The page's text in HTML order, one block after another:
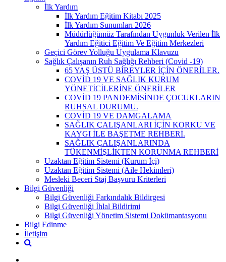
İlk Yardım
İlk Yardım Eğitim Kitabı 2025
İlk Yardım Sunumları 2026
Müdürlüğümüz Tarafından Uygunluk Verilen İlk
Yardım Eğitici Eğitim Ve Eğitim Merkezleri
Geçici Görev Yolluğu Uygulama Klavuzu
Sağlık Çalışanın Ruh Sağlığı Rehberi (Covid -19)
65 YAŞ ÜSTÜ BİREYLER İÇİN ÖNERİLER.
COVİD 19 VE SAĞLIK KURUM
YÖNETİCİLERİNE ÖNERİLER
COVİD 19 PANDEMİSİNDE ÇOCUKLARIN
RUHSAL DURUMU.
COVİD 19 VE DAMGALAMA
SAĞLIK ÇALIŞANLARI İÇİN KORKU VE
KAYGI İLE BAŞETME REHBERİ.
SAĞLIK ÇALIŞANLARINDA
TÜKENMİŞLİKTEN KORUNMA REHBERİ
Uzaktan Eğitim Sistemi (Kurum İçi)
Uzaktan Eğitim Sistemi (Aile Hekimleri)
Mesleki Beceri Staj Başvuru Kriterleri
Bilgi Güvenliği
Bilgi Güvenliği Farkındalık Bildirgesi
Bilgi Güvenliği İhlal Bildirimi
Bilgi Güvenliği Yönetim Sistemi Dokümantasyonu
Bilgi Edinme
İletişim